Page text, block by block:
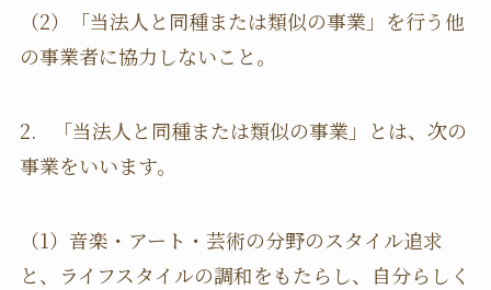
（2）「当法人と同種または類似の事業」を行う他
の事業者に協力しないこと。
2. 「当法人と同種または類似の事業」とは、次の
事業をいいます。
（1）音楽・アート・芸術の分野のスタイル追求
と、ライフスタイルの調和をもたらし、自分らしく